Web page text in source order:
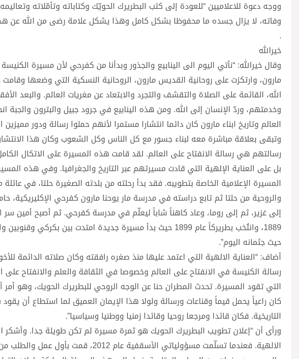
وفاته، لا يزال جسده ما محفوظا بشكل كامل وهذا يشكل علامة رضى من الله عن
.
خيرالله
وقال خيرالله: “نأتي اليوم الى الينابيع والجذور وبدأنا من كفرحي لأن مسيرة
مارون، وارتكزت على روحانية القديس مارون، الروحانية النسكية التي وضعها
الله، القائمة على الصلاة والتقشف والتجرد والابتعاد عن مغريات العالم. والبعد
وخدمتهم، وردّ الإنسان إلى الله. ومن هذه الينابيع في جرود جبيل والبترون
العالم وتاريخ ابناء مارون كان دائما انتشارا مستمرا لأنهم حملوا رسالة ودور
وتبقى بعلاقة مباشرة معه لبناء جسور مع كل الناس وكل الشعوب وكان هذا الانتشار
رسالتهم هي رسالة الانفتاح على العالم. لقد قامت هذه المسيرة على الاتكال
بل على العناية الإلهية التي قادت مسيرتهم عبر التاريخ والجغرافيا. وفي هذه
المسيرة الإعلامية الخاصة بتطويبه. فقد بدأ رحلته من بلدته الصغيرة حلتا، في
والروحية من حلتا ثم تابع دراسته في مدرسة مار يوحنا مارون كفرحي الإكليريكية،
إلى غزير، ثم إلى روما، وعاد كاهناً شاباً ليعلّم في مدرسة كفرحي. ثم أصبح أمين
1889، وانتُخب بطريركاً عام 1899 حيث بدأ مسيرة جديدة امتدت بين
حيث جثمانه اليوم”.
أضاف: “العناية الالهية التي اعتمد عليها منذ صغره رافقته وكان صلاته الدائمة
رسالة الكنيسة في الانفتاح على العالم وخصوصا في الثقافة والعلم والانفتاح على
التي تقود المسيرة. تحدث المطران حنا عن الوجه الروحي للبطريرك الحويك،
كان راعياً يحمل قيماً وقناعات ورسالة ولولا هذا الإيمان العميق لما استطاع أن
التاريخية. فكان قائدا ومرجعا روحيا وقائدا زمنيا ووطنيا وسياسيا”.
ورأى أن “إعلان تطويب البطريرك الحويك هو ثمرة مسيرة لم تكن طويلة جدا. وأشكر
الالهية. فعندما تسلّمت مسؤولياتي